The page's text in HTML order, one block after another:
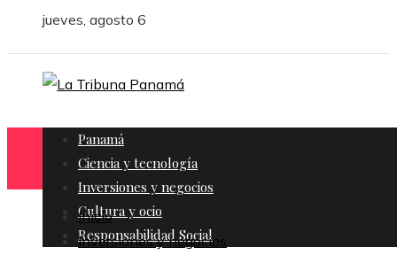
jueves, agosto 6
Panamá
Ciencia y tecnología
Inversiones y negocios
Cultura y ocio
Responsabilidad Social
Inicio
Inversiones y negocios